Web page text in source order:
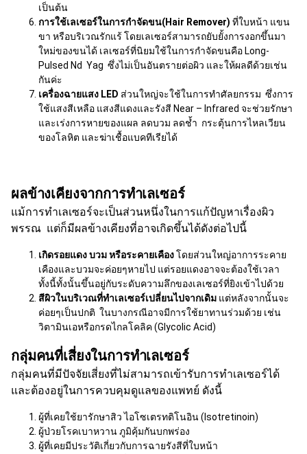
เป็นต้น
การใช้เลเซอร์ในการกำจัดขน(Hair Remover) ที่ใบหน้า แขน
ขา หรือบริเวณรักแร้ โดยเลเซอร์สามารถยับยั้งการงอกขึ้นมา
ใหม่ของขนได้ เลเซอร์ที่นิยมใช้ในการกำจัดขนคือ Long-
Pulsed Nd Yag ซึ่งไม่เป็นอันตรายต่อผิว และให้ผลดีด้วยเช่น
กันค่ะ
เครื่องฉายแสง LED ส่วนใหญ่จะใช้ในการทำศัลยกรรม ซึ่งการ
ใช้แสงสีเหลือ แสงสีแดงและรังสี Near – Infrared จะช่วยรักษา
และเร่งการหายของแผล ลดบวม ลดช้ำ กระตุ้นการไหลเวียน
ของโลหิต และฆ่าเชื้อแบคทีเรียได้
ผลข้างเคียงจากการทำเลเซอร์
แม้การทำเลเซอร์จะเป็นส่วนหนึ่งในการแก้ปัญหาเรื่องผิว
พรรณ แต่ก็มีผลข้างเคียงที่อาจเกิดขึ้นได้ดังต่อไปนี้
เกิดรอยแดง บวม หรือระคายเคืองโดยส่วนใหญ่อาการระคาย
เคืองและบวมจะค่อยๆหายไป แต่รอยแดงอาจจะต้องใช้เวลา
ทั้งนี้ทั้งนั้นขึ้นอยู่กับระดับความลึกของเลเซอร์ที่ยิงเข้าไปด้วย
สีผิวในบริเวณที่ทำเลเซอร์เปลี่ยนไปจากเดิม แต่หลังจากนั้นจะ
ค่อยๆเป็นปกติ ในบางกรณีอาจมีการใช้ยาทานร่วมด้วย เช่น
วิตามินเอหรือกรดไกลโคลิค (Glycolic Acid)
กลุ่มคนที่เสี่ยงในการทำเลเซอร์
กลุ่มคนที่มีปัจจัยเสี่ยงที่ไม่สามารถเข้ารับการทำเลเซอร์ได้
และต้องอยู่ในการควบคุมดูแลของแพทย์ ดังนี้
ผู้ที่เคยใช้ยารักษาสิว ไอโซเตรทติโนอิน (Isotretinoin)
ผู้ป่วยโรคเบาหวาน ภูมิคุ้มกันบกพร่อง
ผู้ที่เคยมีประวัติเกี่ยวกับการฉายรังสีที่ใบหน้า